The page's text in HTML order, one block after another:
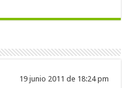
19 junio 2011 de 18:24 pm